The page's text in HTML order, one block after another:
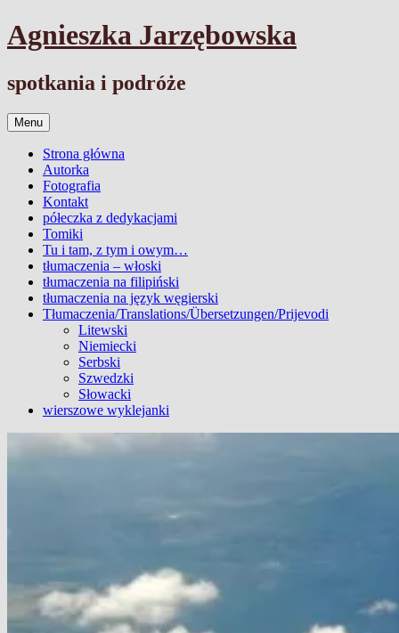
Przejdź
do
Agnieszka Jarzębowska
spotkania i podróże
Menu
Strona główna
Autorka
Fotografia
Kontakt
półeczka z dedykacjami
Tomiki
Tu i tam, z tym i owym…
tłumaczenia – włoski
tłumaczenia na filipiński
tłumaczenia na język węgierski
Tłumaczenia/Translations/Übersetzungen/Prijevodi
Litewski
Niemiecki
Serbski
Szwedzki
Słowacki
wierszowe wyklejanki